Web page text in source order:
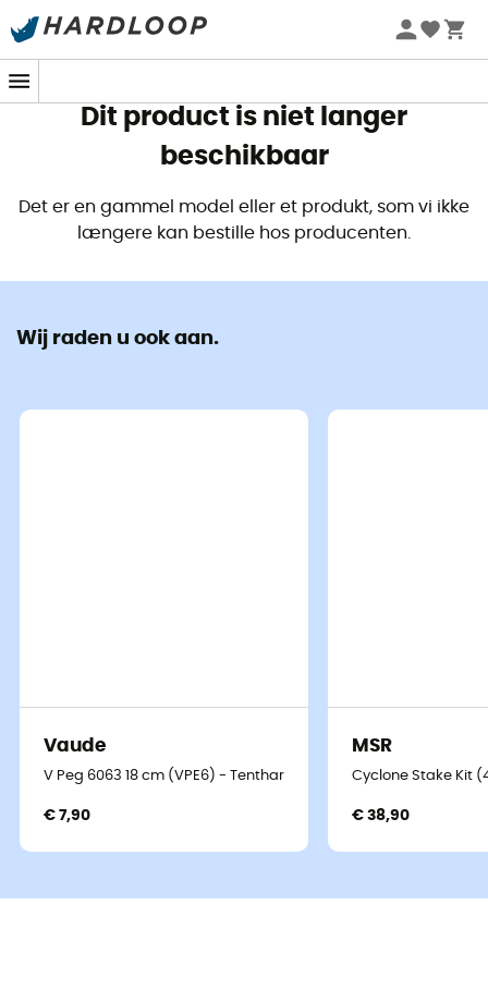
Zomeraanbiedingen 🔥 -5% EXTRA vanaf 2 producten* met
Dit product is niet langer
beschikbaar
Det er en gammel model eller et produkt, som vi ikke
længere kan bestille hos producenten.
Wij raden u ook aan.
Vaude
V Peg 6063 18 cm (VPE6) - Tentharingen
€ 7,90
MSR
Cyclone Stake Kit
€ 38,90